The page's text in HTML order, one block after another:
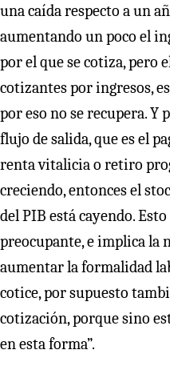
una caída respecto a un
aumentando un poco el
por el que se cotiza, pero
cotizantes por ingresos,
por eso no se recupera. Y
flujo de salida, que es el
renta vitalicia o retiro
creciendo, entonces el
del PIB está cayendo.
preocupante, e implica la
aumentar la formalidad
cotice, por supuesto
cotización, porque sino
en esta forma”.